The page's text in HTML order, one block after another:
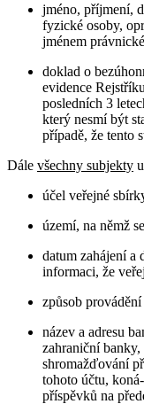
jméno, příjmení,
fyzické osoby,
jménem
doklad o
evidence
posledních 3
který nesmí být
případě, že tento
Dále všechny subjekty
účel veřejné
území, na němž
datum zahájení a
informaci, že
způsob
název a adresu
zahraniční
shromažďování
tohoto účtu,
příspěvků na